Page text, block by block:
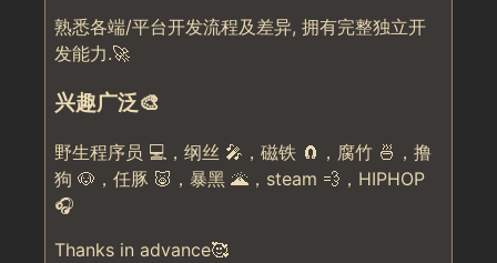
熟悉各端/平台开发流程及差异, 拥有完整独立开
发能力.🚀
兴趣广泛🎨
野生程序员 💻，纲丝 🎤，磁铁 🧲，腐竹 🍜，撸
狗 🐶，任豚 🐷，暴黑 🌋，steam 💨，HIPHOP
🎧
Thanks in advance🥰